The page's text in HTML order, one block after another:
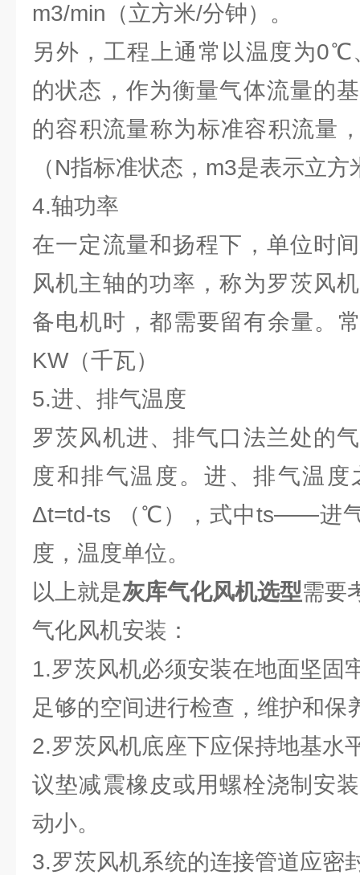
m3/min（立方米/分钟）。
另外，工程上通常以温度为0℃
的状态，作为衡量气体流量的
的容积流量称为标准容积流量
（N指标准状态，m3是表示立
4.轴功率
在一定流量和扬程下，单位时
风机主轴的功率，称为罗茨风
备电机时，都需要留有余量。
KW（千瓦）
5.进、排气温度
罗茨风机进、排气口法兰处的
度和排气温度。进、排气温
Δt=td-ts （℃），式中ts——进
度，温度单位。
以上就是灰库气化风机选型需要
气化风机安装：
1.罗茨风机必须安装在地面坚固
足够的空间进行检查，维护和保
2.罗茨风机底座下应保持地基水
议垫减震橡皮或用螺栓浇制安
动小。
3.罗茨风机系统的连接管道应密